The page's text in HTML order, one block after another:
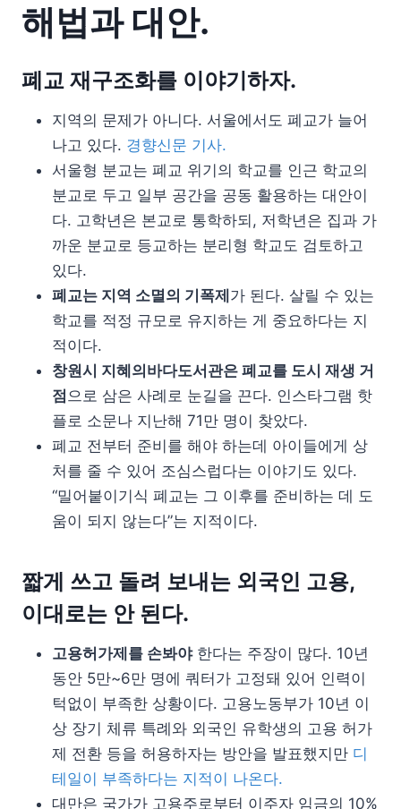
해법과 대안.
폐교 재구조화를 이야기하자.
지역의 문제가 아니다. 서울에서도 폐교가 늘어
나고 있다. 경향신문 기사.
서울형 분교는 폐교 위기의 학교를 인근 학교의
분교로 두고 일부 공간을 공동 활용하는 대안이
다. 고학년은 본교로 통학하되, 저학년은 집과 가
까운 분교로 등교하는 분리형 학교도 검토하고
있다.
폐교는 지역 소멸의 기폭제 가 된다. 살릴 수 있는
학교를 적정 규모로 유지하는 게 중요하다는 지
적이다.
창원시 지혜의바다도서관은 폐교를 도시 재생 거
점 으로 삼은 사례로 눈길을 끈다. 인스타그램 핫
플로 소문나 지난해 71만 명이 찾았다.
폐교 전부터 준비를 해야 하는데 아이들에게 상
처를 줄 수 있어 조심스럽다는 이야기도 있다.
“밀어붙이기식 폐교는 그 이후를 준비하는 데 도
움이 되지 않는다”는 지적이다.
짧게 쓰고 돌려 보내는 외국인 고용,
이대로는 안 된다.
고용허가제를 손봐야한다는 주장이 많다. 10년
동안 5만~6만 명에 쿼터가 고정돼 있어 인력이
턱없이 부족한 상황이다. 고용노동부가 10년 이
상 장기 체류 특례와 외국인 유학생의 고용 허가
제 전환 등을 허용하자는 방안을 발표했지만 디
테일이 부족하다는 지적이 나온다.
대만은 국가가 고용주로부터 이주자 임금의 10%